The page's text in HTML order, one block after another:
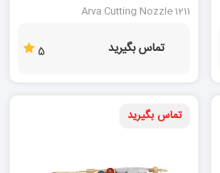
Arva Cutting Nozzle 1211
تماس بگیرید 5
تماس بگیرید